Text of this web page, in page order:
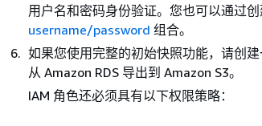
用户名和密码身份验证。您也可以通过
username/password 组合。
如果您使用完整的初始快照功能，请创
从 Amazon RDS 导出到 Amazon S3。
IAM 角色还必须具有以下权限策略：